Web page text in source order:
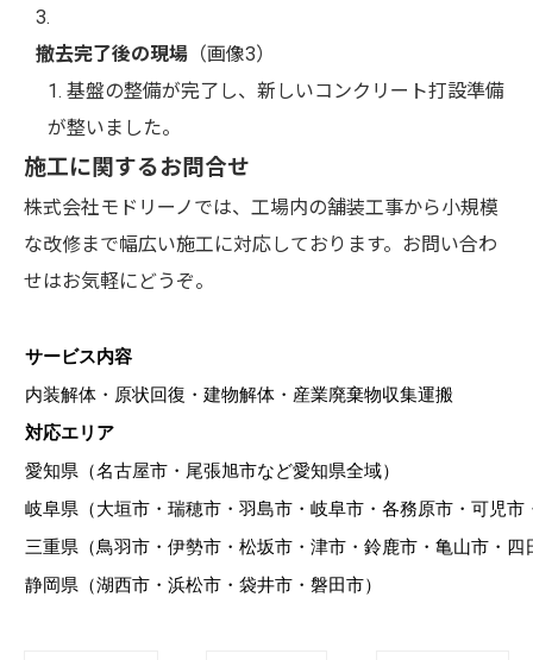
撤去完了後の現場 （画像3）
基盤の整備が完了し、新しいコンクリート打設準備
が整いました。
施工に関するお問合せ
株式会社モドリーノでは、工場内の舗装工事から小規模
な改修まで幅広い施工に対応しております。お問い合わ
せはお気軽にどうぞ。
サービス内容
内装解体・原状回復・建物解体・産業廃棄物収集運搬
対応エリア
愛知県（名古屋市・尾張旭市など愛知県全域）
岐阜県（大垣市・瑞穂市・羽島市・岐阜市・各務原市・可児
三重県（鳥羽市・伊勢市・松坂市・津市・鈴鹿市・亀山市・四
静岡県（湖西市・浜松市・袋井市・磐田市）